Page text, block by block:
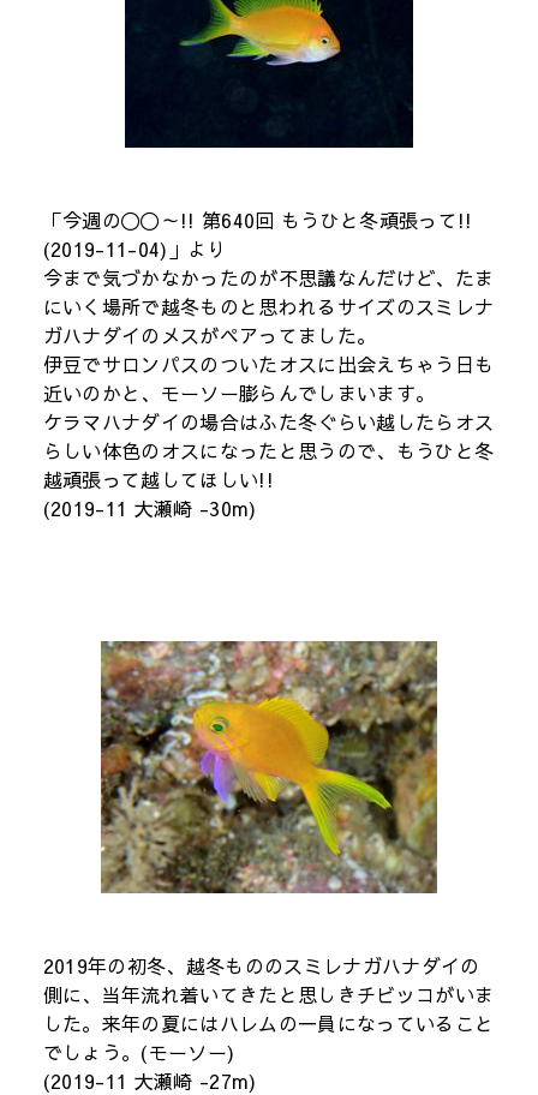
「今週の〇〇～!! 第640回 もうひと冬頑張って!!
(2019-11-04)」より
今まで気づかなかったのが不思議なんだけど、たま
にいく場所で越冬ものと思われるサイズのスミレナ
ガハナダイのメスがペアってました。
伊豆でサロンパスのついたオスに出会えちゃう日も
近いのかと、モーソー膨らんでしまいます。
ケラマハナダイの場合はふた冬ぐらい越したらオス
らしい体色のオスになったと思うので、もうひと冬
越頑張って越してほしい!!
(2019-11 大瀬崎 -30m)
2019年の初冬、越冬もののスミレナガハナダイの
側に、当年流れ着いてきたと思しきチビッコがいま
した。来年の夏にはハレムの一員になっていること
でしょう。(モーソー)
(2019-11 大瀬崎 -27m)